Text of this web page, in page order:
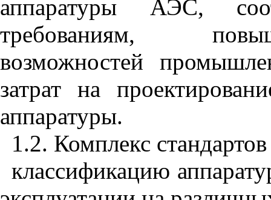
аппаратуры АЭС,
требованиям,
возможностей
затрат на
аппаратуры.
1.2. Комплекс
классификацию